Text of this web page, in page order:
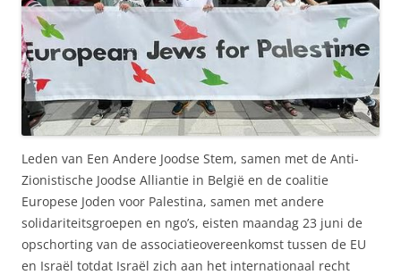
Leden van Een Andere Joodse Stem, samen met de Anti-
Zionistische Joodse Alliantie in België en de coalitie
Europese Joden voor Palestina, samen met andere
solidariteitsgroepen en ngo’s, eisten maandag 23 juni de
opschorting van de associatieovereenkomst tussen de EU
en Israël totdat Israël zich aan het internationaal recht